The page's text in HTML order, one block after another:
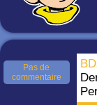
Pas de
commentaire